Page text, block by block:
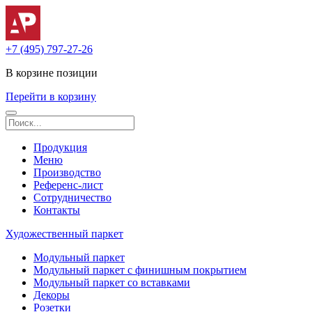
+7 (495) 797-27-26
В корзине позиции
Перейти в корзину
Продукция
Меню
Производство
Референс-лист
Сотрудничество
Контакты
Художественный паркет
Модульный паркет
Модульный паркет с финишным покрытием
Модульный паркет со вставками
Декоры
Розетки